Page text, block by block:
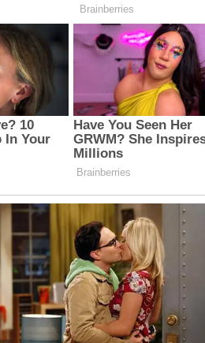
З'явилося відео знищеного ворожого